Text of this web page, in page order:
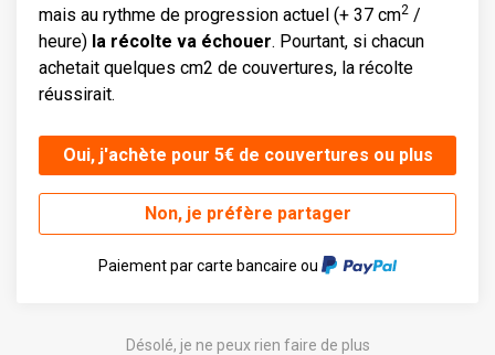
mais au rythme de progression actuel (+ 37 cm2 /
heure) la récolte va échouer. Pourtant, si chacun
achetait quelques cm2 de couvertures, la récolte
réussirait.
Oui, j'achète pour 5€ de couvertures ou plus
Non, je préfère partager
Paiement par carte bancaire ou
Désolé, je ne peux rien faire de plus